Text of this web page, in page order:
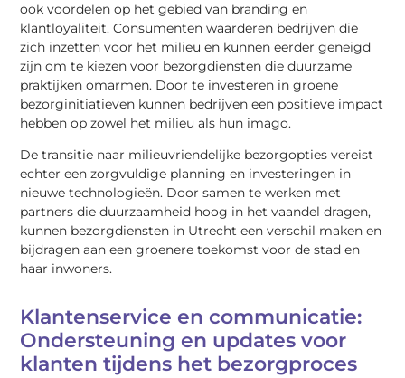
ook voordelen op het gebied van branding en
klantloyaliteit. Consumenten waarderen bedrijven die
zich inzetten voor het milieu en kunnen eerder geneigd
zijn om te kiezen voor bezorgdiensten die duurzame
praktijken omarmen. Door te investeren in groene
bezorginitiatieven kunnen bedrijven een positieve impact
hebben op zowel het milieu als hun imago.
De transitie naar milieuvriendelijke bezorgopties vereist
echter een zorgvuldige planning en investeringen in
nieuwe technologieën. Door samen te werken met
partners die duurzaamheid hoog in het vaandel dragen,
kunnen bezorgdiensten in Utrecht een verschil maken en
bijdragen aan een groenere toekomst voor de stad en
haar inwoners.
Klantenservice en communicatie:
Ondersteuning en updates voor
klanten tijdens het bezorgproces